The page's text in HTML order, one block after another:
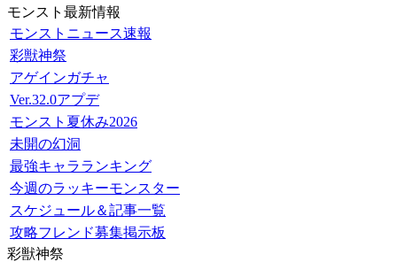
モンスト最新情報
モンストニュース速報
彩獣神祭
アゲインガチャ
Ver.32.0アプデ
モンスト夏休み2026
未開の幻洞
最強キャラランキング
今週のラッキーモンスター
スケジュール＆記事一覧
攻略フレンド募集掲示板
彩獣神祭